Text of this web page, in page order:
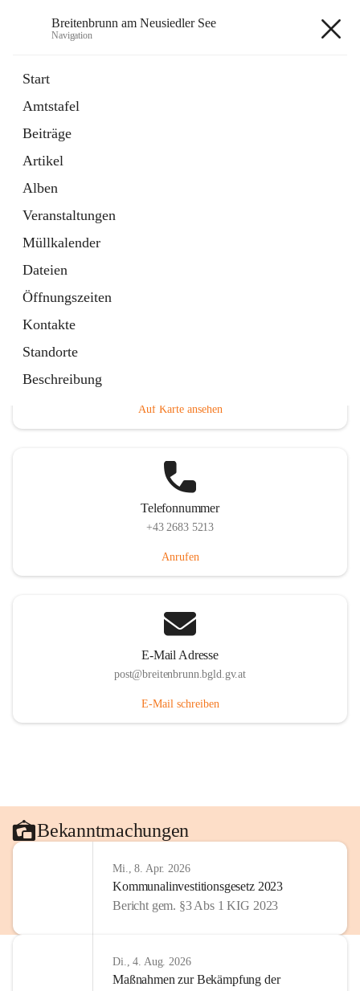
Breitenbrunn am Neusiedler See
Navigation
Start
Amtstafel
Beiträge
Artikel
Alben
Veranstaltungen
Müllkalender
Dateien
Öffnungszeiten
Kontakte
Standorte
Beschreibung
18 Schnellzugriffe
Gemeindeservice
Auf Karte ansehen
Telefonnummer
+43 2683 5213
Anrufen
E-Mail Adresse
post@breitenbrunn.bgld.gv.at
E-Mail schreiben
Bekanntmachungen
Mi., 8. Apr. 2026
Kommunalinvestitionsgesetz 2023
Bericht gem. §3 Abs 1 KIG 2023
Di., 4. Aug. 2026
Maßnahmen zur Bekämpfung der